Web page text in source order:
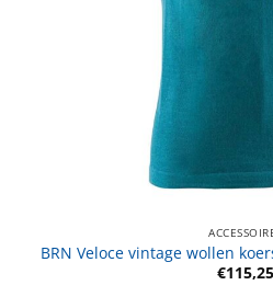
BRN Veloce vintage wollen
€115,25